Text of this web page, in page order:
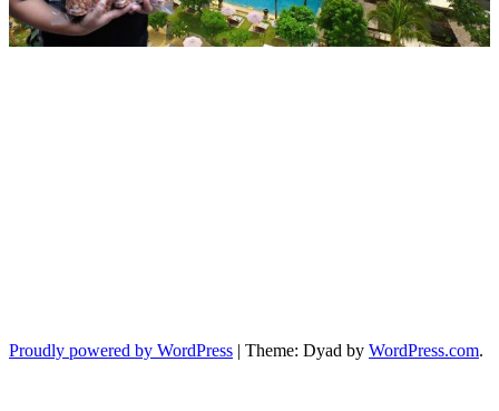
Proudly powered by WordPress | Theme: Dyad by WordPress.com.